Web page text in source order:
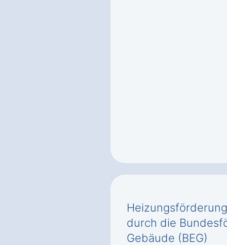
durch die
Gebäude (BEG)